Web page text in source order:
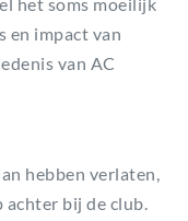
en impact van
van AC
hebben verlaten,
achter bij de club.